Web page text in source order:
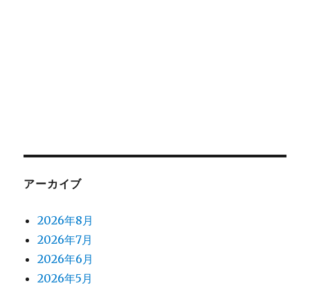
アーカイブ
2026年8月
2026年7月
2026年6月
2026年5月